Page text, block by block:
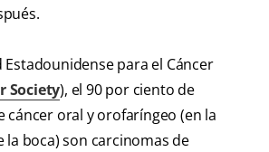
Estadounidense para el Cáncer
Society), el 90 por ciento de
cáncer oral y orofaríngeo (en la
boca) son carcinomas de